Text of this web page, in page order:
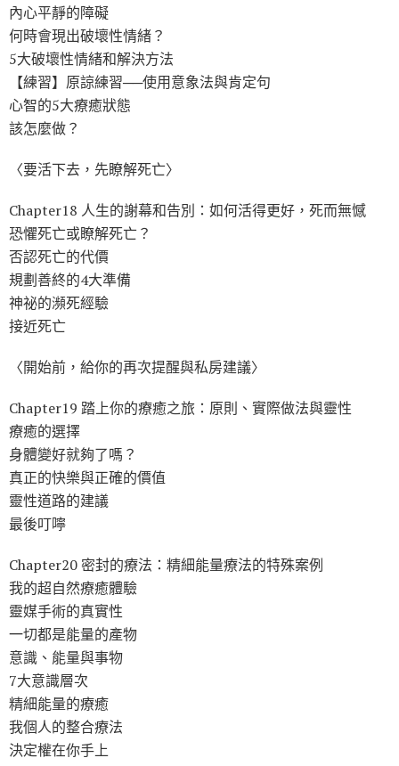
內心平靜的障礙
何時會現出破壞性情緒？
5大破壞性情緒和解決方法
【練習】原諒練習──使用意象法與肯定句
心智的5大療癒狀態
該怎麼做？
〈要活下去，先瞭解死亡〉
Chapter18 人生的謝幕和告別：如何活得更好，死而無憾
恐懼死亡或瞭解死亡？
否認死亡的代價
規劃善終的4大準備
神祕的瀕死經驗
接近死亡
〈開始前，給你的再次提醒與私房建議〉
Chapter19 踏上你的療癒之旅：原則、實際做法與靈性
療癒的選擇
身體變好就夠了嗎？
真正的快樂與正確的價值
靈性道路的建議
最後叮嚀
Chapter20 密封的療法：精細能量療法的特殊案例
我的超自然療癒體驗
靈媒手術的真實性
一切都是能量的產物
意識、能量與事物
7大意識層次
精細能量的療癒
我個人的整合療法
決定權在你手上